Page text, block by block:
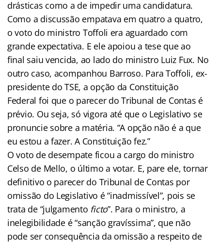
drásticas como a de impedir uma candidatura.
Como a discussão empatava em quatro a quatro,
o voto do ministro Toffoli era aguardado com
grande expectativa. E ele apoiou a tese que ao
final saiu vencida, ao lado do ministro Luiz Fux. No
outro caso, acompanhou Barroso. Para Toffoli, ex-
presidente do TSE, a opção da Constituição
Federal foi que o parecer do Tribunal de Contas é
prévio. Ou seja, só vigora até que o Legislativo se
pronuncie sobre a matéria. “A opção não é a que
eu estou a fazer. A Constituição fez.”
O voto de desempate ficou a cargo do ministro
Celso de Mello, o último a votar. E, pare ele, tornar
definitivo o parecer do Tribunal de Contas por
omissão do Legislativo é “inadmissível”, pois se
trata de “julgamento ficto”. Para o ministro, a
inelegibilidade é “sanção gravíssima”, que não
pode ser consequência da omissão a respeito de